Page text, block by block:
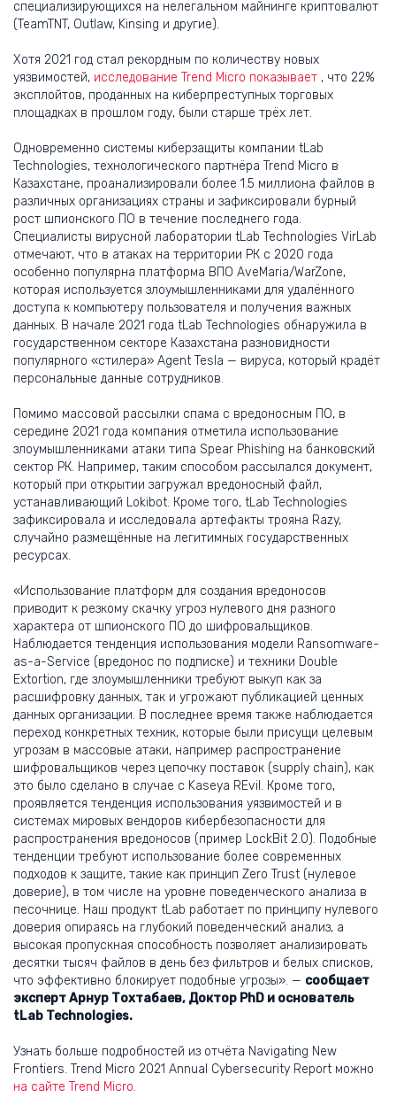
специализирующихся на нелегальном майнинге криптовалют
(TeamTNT, Outlaw, Kinsing и другие).
Хотя 2021 год стал рекордным по количеству новых
уязвимостей, исследование Trend Micro показывает , что 22%
эксплойтов, проданных на киберпреступных торговых
площадках в прошлом году, были старше трёх лет.
Одновременно системы киберзащиты компании tLab
Technologies, технологического партнёра Trend Micro в
Казахстане, проанализировали более 1.5 миллиона файлов в
различных организациях страны и зафиксировали бурный
рост шпионского ПО в течение последнего года.
Специалисты вирусной лаборатории tLab Technologies VirLab
отмечают, что в атаках на территории РК с 2020 года
особенно популярна платформа ВПО AveMaria/WarZone,
которая используется злоумышленниками для удалённого
доступа к компьютеру пользователя и получения важных
данных. В начале 2021 года tLab Technologies обнаружила в
государственном секторе Казахстана разновидности
популярного «стилера» Agent Tesla — вируса, который крадёт
персональные данные сотрудников.
Помимо массовой рассылки спама с вредоносным ПО, в
середине 2021 года компания отметила использование
злоумышленниками атаки типа Spear Phishing на банковский
сектор РК. Например, таким способом рассылался документ,
который при открытии загружал вредоносный файл,
устанавливающий Lokibot. Кроме того, tLab Technologies
зафиксировала и исследовала артефакты трояна Razy,
случайно размещённые на легитимных государственных
ресурсах.
«Использование платформ для создания вредоносов
приводит к резкому скачку угроз нулевого дня разного
характера от шпионского ПО до шифровальщиков.
Наблюдается тенденция использования модели Ransomware-
as-a-Service (вредонос по подписке) и техники Double
Extortion, где злоумышленники требуют выкуп как за
расшифровку данных, так и угрожают публикацией ценных
данных организации. В последнее время также наблюдается
переход конкретных техник, которые были присущи целевым
угрозам в массовые атаки, например распространение
шифровальщиков через цепочку поставок (supply chain), как
это было сделано в случае c Kaseya REvil. Кроме того,
проявляется тенденция использования уязвимостей и в
системах мировых вендоров кибербезопасности для
распространения вредоносов (пример LockBit 2.0). Подобные
тенденции требуют использование более современных
подходов к защите, такие как принцип Zero Trust (нулевое
доверие), в том числе на уровне поведенческого анализа в
песочнице. Наш продукт tLab работает по принципу нулевого
доверия опираясь на глубокий поведенческий анализ, а
высокая пропускная способность позволяет анализировать
десятки тысяч файлов в день без фильтров и белых списков,
что эффективно блокирует подобные угрозы». — сообщает
эксперт Арнур Тохтабаев, Доктор PhD и основатель
tLab Technologies.
Узнать больше подробностей из отчёта Navigating New
Frontiers. Trend Micro 2021 Annual Cybersecurity Report можно
на сайте Trend Micro.